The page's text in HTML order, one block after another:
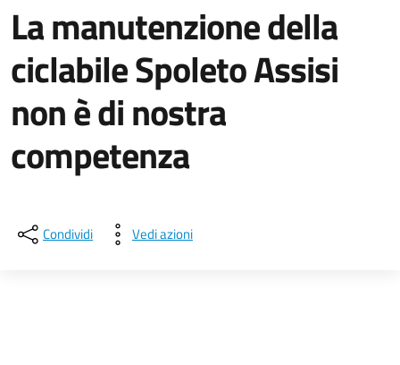
La manutenzione della
ciclabile Spoleto Assisi
non è di nostra
competenza
Condividi Vedi azioni